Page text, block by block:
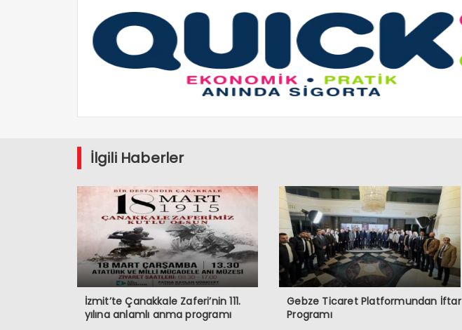
İlgili Haberler
İzmit’te Çanakkale Zaferi’nin 111.
yılına anlamlı anma programı
Gebze Ticaret Platformundan İftar
Programı